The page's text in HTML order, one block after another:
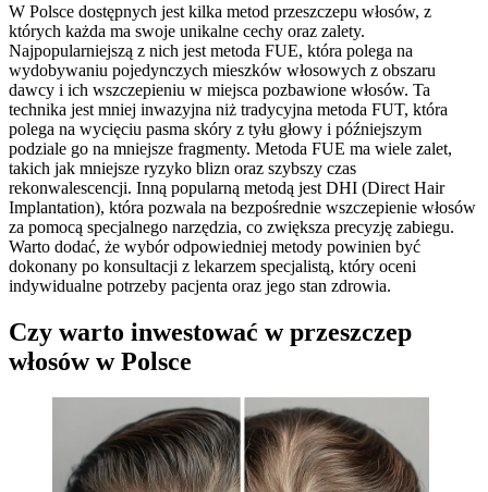
W Polsce dostępnych jest kilka metod przeszczepu włosów, z
których każda ma swoje unikalne cechy oraz zalety.
Najpopularniejszą z nich jest metoda FUE, która polega na
wydobywaniu pojedynczych mieszków włosowych z obszaru
dawcy i ich wszczepieniu w miejsca pozbawione włosów. Ta
technika jest mniej inwazyjna niż tradycyjna metoda FUT, która
polega na wycięciu pasma skóry z tyłu głowy i późniejszym
podziale go na mniejsze fragmenty. Metoda FUE ma wiele zalet,
takich jak mniejsze ryzyko blizn oraz szybszy czas
rekonwalescencji. Inną popularną metodą jest DHI (Direct Hair
Implantation), która pozwala na bezpośrednie wszczepienie włosów
za pomocą specjalnego narzędzia, co zwiększa precyzję zabiegu.
Warto dodać, że wybór odpowiedniej metody powinien być
dokonany po konsultacji z lekarzem specjalistą, który oceni
indywidualne potrzeby pacjenta oraz jego stan zdrowia.
Czy warto inwestować w przeszczep
włosów w Polsce